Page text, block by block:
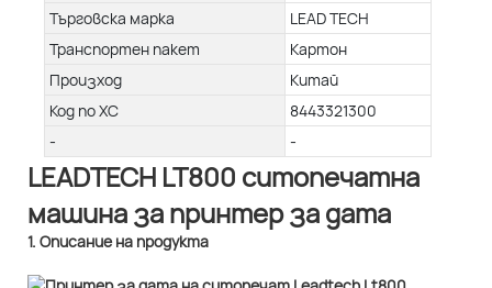
Търговска марка
LEAD TECH
Транспортен пакет
Картон
Произход
Китай
Код по ХС
8443321300
-
-
LEADTECH LT800 ситопечатна
машина за принтер за дата
1. Описание на продукта